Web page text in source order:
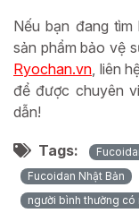
Nếu bạn đang
sản phẩm bảo vệ
Ryochan.vn , liên
để được chuyên
dẫn!
Tags:
Fucoidan Nhật Bản
người bình thường